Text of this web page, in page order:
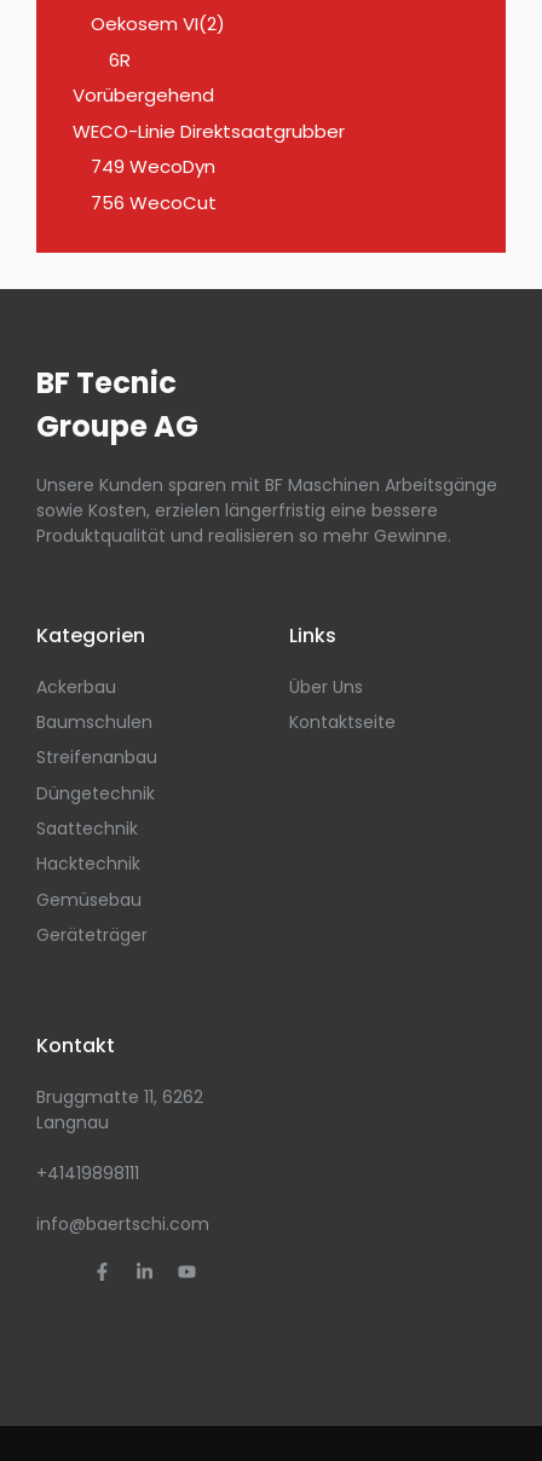
Oekosem VI(2)
6R
Vorübergehend
WECO-Linie Direktsaatgrubber
749 WecoDyn
756 WecoCut
BF Tecnic
Groupe AG
Unsere Kunden sparen mit BF Maschinen Arbeitsgänge
sowie Kosten, erzielen längerfristig eine bessere
Produktqualität und realisieren so mehr Gewinne.
Kategorien
Ackerbau
Baumschulen
Streifenanbau
Düngetechnik
Saattechnik
Hacktechnik
Gemüsebau
Geräteträger
Links
Über Uns
Kontaktseite
Kontakt
Bruggmatte 11, 6262
Langnau
+41419898111
info@baertschi.com